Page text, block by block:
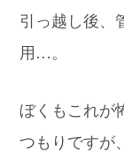
引っ越し後、
用…。
ぼくもこれが
つもりですが